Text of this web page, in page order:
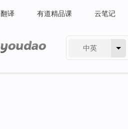
翻译 有道精品课 云笔记
中英